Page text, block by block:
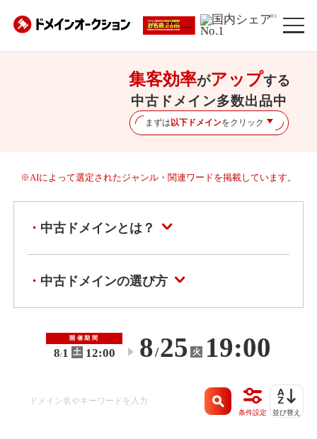
※1
集客効率がアップする
中古ドメイン多数出品中
まずは以下ドメインをクリック
※AIによって選定されたジャンル・関連ワードを掲載しています。
中古ドメインとは？
中古ドメインの選び方
開催期間
8/1 土 12:00 〜 8/25 火 19:00
条件設定 並び替え